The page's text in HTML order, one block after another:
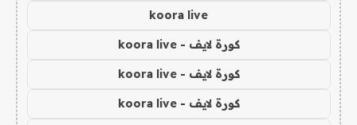
koora live
كورة لايف - koora live
كورة لايف - koora live
كورة لايف - koora live